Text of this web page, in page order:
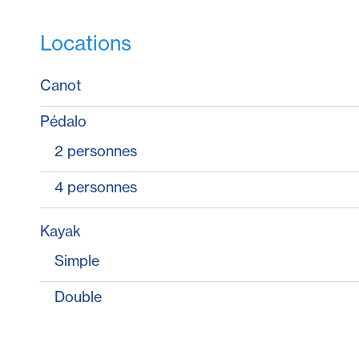
Locations
Canot
Pédalo
2 personnes
4 personnes
Kayak
Simple
Double